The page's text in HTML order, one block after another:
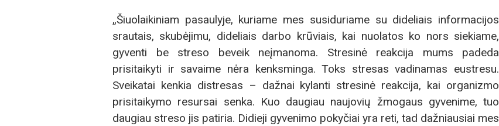
„Šiuolaikiniam pasaulyje, kuriame mes susiduriame su dideliais informacijos
srautais, skubėjimu, dideliais darbo krūviais, kai nuolatos ko nors siekiame,
gyventi be streso beveik neįmanoma. Stresinė reakcija mums padeda
prisitaikyti ir savaime nėra kenksminga. Toks stresas vadinamas eustresu.
Sveikatai kenkia distresas – dažnai kylanti stresinė reakcija, kai organizmo
prisitaikymo resursai senka. Kuo daugiau naujovių žmogaus gyvenime, tuo
daugiau streso jis patiria. Didieji gyvenimo pokyčiai yra reti, tad dažniausiai mes